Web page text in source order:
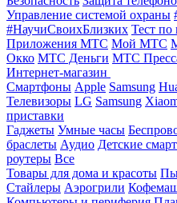
Управление системой охраны
#НаучиСвоихБлизких Тест по
Приложения МТС Мой МТС
Окко МТС Деньги МТС
Интернет-магазин
Смартфоны Apple Samsung
Телевизоры LG Samsung
приставки
Гаджеты Умные часы
браслеты Аудио Детские
роутеры Все
Товары для дома и красоты
Стайлеры Аэрогрили